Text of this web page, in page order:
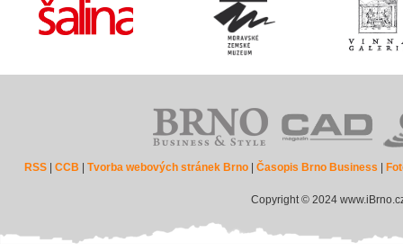
RSS |CCB |Tvorba webových stránek Brno |Časopis Brno Business
Copyright © 2024